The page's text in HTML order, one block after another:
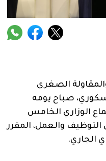
الصغرى
صباح يومه
الوزاري الخامس
والعمل، المقرر